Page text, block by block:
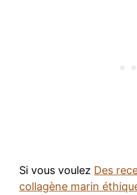
Si vous voulez Des
collagène marin